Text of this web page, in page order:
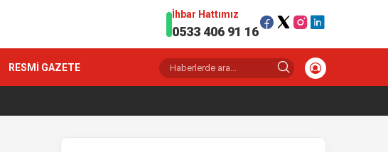
İhbar Hattımız
0533 406 91 16
RESMİ GAZETE